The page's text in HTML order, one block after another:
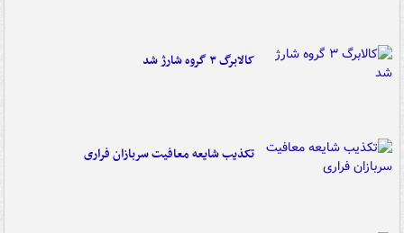
کالابرگ ۳ گروه شارژ شد
تکذیب شایعه معافیت سربازان فراری